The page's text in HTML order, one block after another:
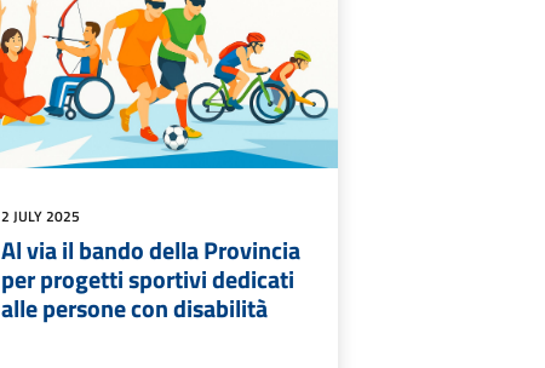
2 JULY 2025
Al via il bando della Provincia
per progetti sportivi dedicati
alle persone con disabilità